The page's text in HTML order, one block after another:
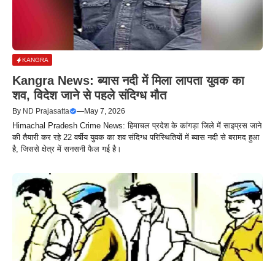
KANGRA
Kangra News: ब्यास नदी में मिला लापता युवक का
शव, विदेश जाने से पहले संदिग्ध मौत
By ND Prajasatta —May 7, 2026
Himachal Pradesh Crime News: हिमाचल प्रदेश के कांगड़ा जिले में साइप्रस जाने
की तैयारी कर रहे 22 वर्षीय युवक का शव संदिग्ध परिस्थितियों में ब्यास नदी से बरामद हुआ
है, जिससे क्षेत्र में सनसनी फैल गई है।